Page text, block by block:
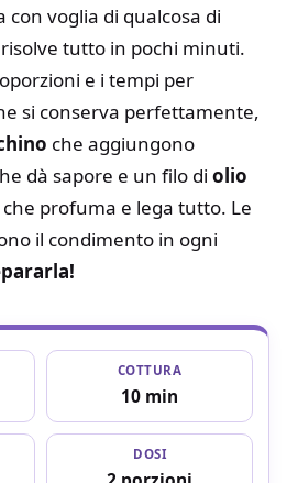
con voglia di qualcosa di
tutto in pochi minuti.
e i tempi per
si conserva perfettamente,
che aggiungono
dà sapore e un filo di olio
che profuma e lega tutto. Le
il condimento in ogni
COTTURA
10 min
DOSI